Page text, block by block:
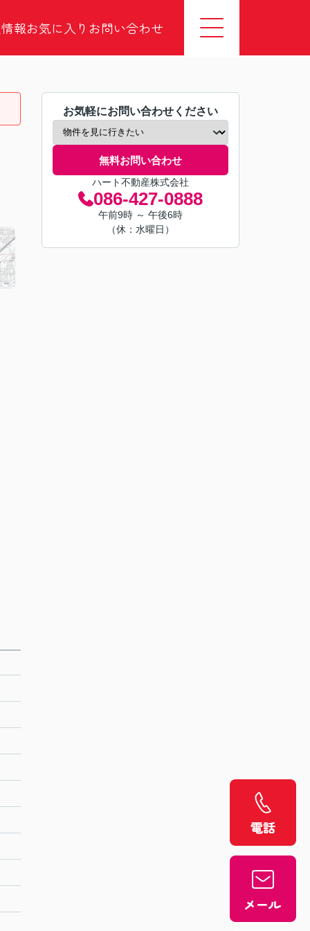
報お気に入り お問い合わせ
お気軽にお問い合わせください
無料お問い合わせ
ハート不動産株式会社
086-427-0888
午前9時 ～ 午後6時
（休：水曜日）